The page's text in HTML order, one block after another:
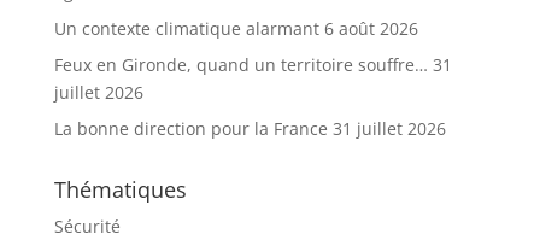
Un contexte climatique alarmant 6 août 2026
Feux en Gironde, quand un territoire souffre… 31
juillet 2026
La bonne direction pour la France 31 juillet 2026
Thématiques
Sécurité